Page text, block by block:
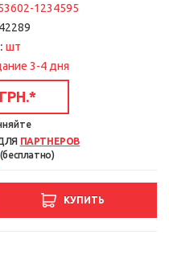
1234595
42289
шт
3-4 дня
*
ПАРТНЕРОВ
КУПИТЬ